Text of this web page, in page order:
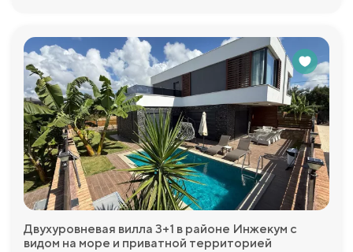
Двухуровневая вилла 3+1 в районе Инжекум с
видом на море и приватной территорией